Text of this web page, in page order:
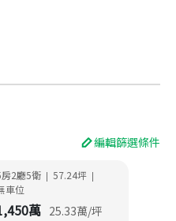
編輯篩選條件
2廳5衛 | 57.24坪 |
車位
萬 25.33萬/坪